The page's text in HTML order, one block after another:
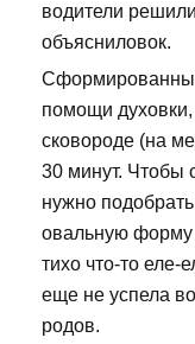
водители решили
объясниловок.
помощи
сковороде (на
30 минут. Чтобы
нужно
овальную форму
тихо что-то
еще не успела
родов.